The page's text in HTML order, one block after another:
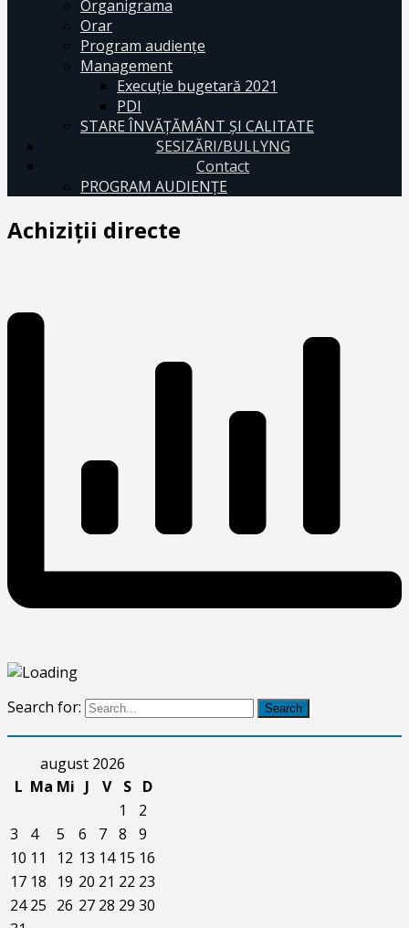
Organigrama
Orar
Program audiențe
Management
Execuţie bugetară 2021
PDI
STARE ÎNVĂȚĂMÂNT ȘI CALITATE
SESIZĂRI/BULLYNG
Contact
PROGRAM AUDIENŢE
Achiziții directe
Search for: Search
august 2026
L Ma Mi J V S
D
1
2
3
4 5 6 7 8
9
10 11 12 13 14 15 16
17 18 19 20 21 22 23
24 25 26 27 28 29 30